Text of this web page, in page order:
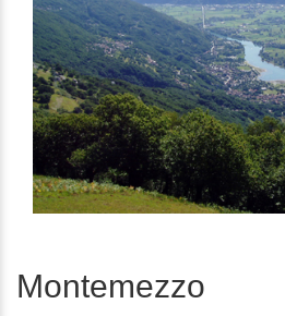
Montemezzo